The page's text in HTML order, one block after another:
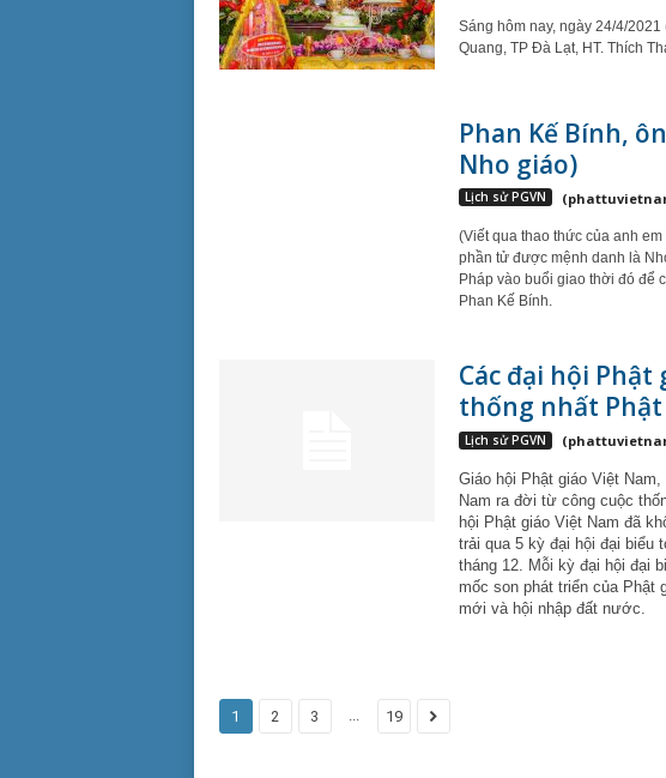
Sáng hôm nay, ngày 24/4/
Quang, TP Đà Lạt, HT. Thích
Phan Kế Bính,
Nho giáo)
Lịch sử PGVN
(Viết qua thao thức của anh
phần tử được mệnh danh là
Pháp vào buổi giao thời đó để
Phan Kế Bính.
Các đại hội
thống nhất Phật
Lịch sử PGVN
Giáo hội Phật giáo Việt
Nam ra đời từ công cuộc
hội Phật giáo Việt Nam đã
trải qua 5 kỳ đại hội đại biểu
tháng 12. Mỗi kỳ đại hội đại
mốc son phát triển của Phật
mới và hội nhập đất nước.
1 2 3 19